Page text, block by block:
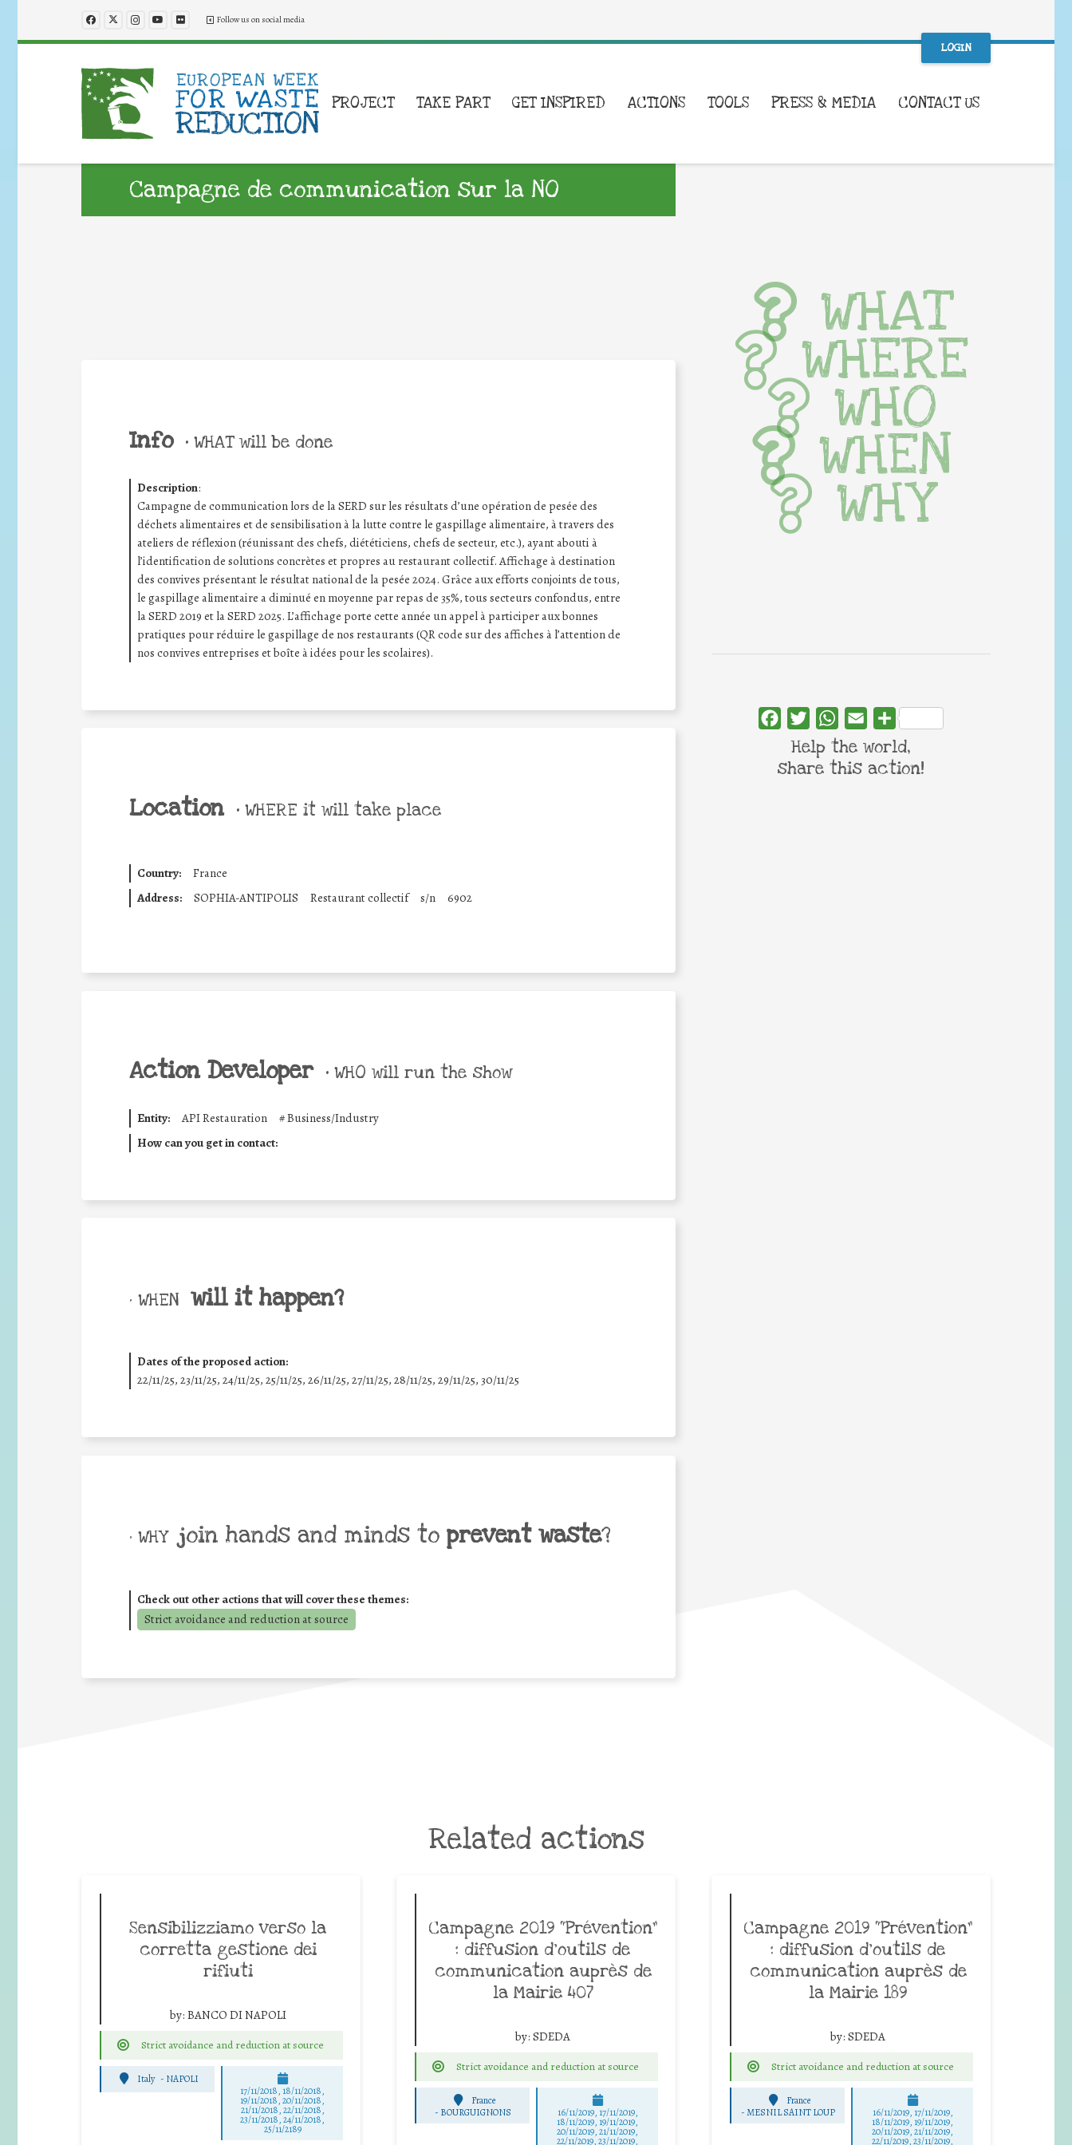
Follow us on social media
LOGIN
PROJECT TAKE PART GET INSPIRED ACTIONS TOOLS PRESS & MEDIA CONTACT US
Campagne de communication sur la NO
Info • WHAT will be done
Description:
Campagne de communication lors de la SERD sur les résultats d’une opération de pesée des
déchets alimentaires et de sensibilisation à la lutte contre le gaspillage alimentaire, à travers des
ateliers de réflexion (réunissant des chefs, diététiciens, chefs de secteur, etc.), ayant abouti à
l’identification de solutions concrètes et propres au restaurant collectif. Affichage à destination
des convives présentant le résultat national de la pesée 2024. Grâce aux efforts conjoints de tous,
le gaspillage alimentaire a diminué en moyenne par repas de 35%, tous secteurs confondus, entre
la SERD 2019 et la SERD 2025. L’affichage porte cette année un appel à participer aux bonnes
pratiques pour réduire le gaspillage de nos restaurants (QR code sur des affiches à l’attention de
nos convives entreprises et boîte à idées pour les scolaires).
Location • WHERE it will take place
Country:
France
Address:
SOPHIA-ANTIPOLIS Restaurant collectif s/n 6902
Action Developer • WHO will run the show
Entity: API Restauration #Business/Industry
How can you get in contact:
• WHEN will it happen?
Dates of the proposed action:
22/11/25, 23/11/25, 24/11/25, 25/11/25, 26/11/25, 27/11/25, 28/11/25, 29/11/25, 30/11/25
• WHY join hands and minds to prevent waste?
Check out other actions that will cover these themes:
Strict avoidance and reduction at source
WHAT
WHERE
WHO
WHEN
WHY
FacebookTwitterWhatsApp
Email Share
Help the world,
share this action!
Related actions
Sensibilizziamo verso la
corretta gestione dei
rifiuti
by: BANCO DI NAPOLI
Strict avoidance and reduction at source
Italy - NAPOLI
17/11/2018, 18/11/2018,
19/11/2018, 20/11/2018,
21/11/2018, 22/11/2018,
23/11/2018, 24/11/2018,
25/11/2189
Campagne 2019 “Prévention”
: diffusion d’outils de
communication auprès de
la Mairie 407
by: SDEDA
Strict avoidance and reduction at source
France
- BOURGUIGNONS 16/11/2019, 17/11/2019,
18/11/2019, 19/11/2019,
20/11/2019, 21/11/2019,
22/11/2019, 23/11/2019,
Campagne 2019 “Prévention”
: diffusion d’outils de
communication auprès de
la Mairie 189
by: SDEDA
Strict avoidance and reduction at source
France
-MESNIL SAINT LOUP 16/11/2019, 17/11/2019,
18/11/2019, 19/11/2019,
20/11/2019, 21/11/2019,
22/11/2019, 23/11/2019,